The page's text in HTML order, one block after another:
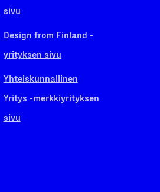
sivu
Design from Finland -
yrityksen sivu
Yhteiskunnallinen
Yritys -merkkiyrityksen
sivu